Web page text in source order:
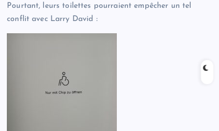
Pourtant, leurs toilettes pourraient empêcher un tel
conflit avec Larry David :